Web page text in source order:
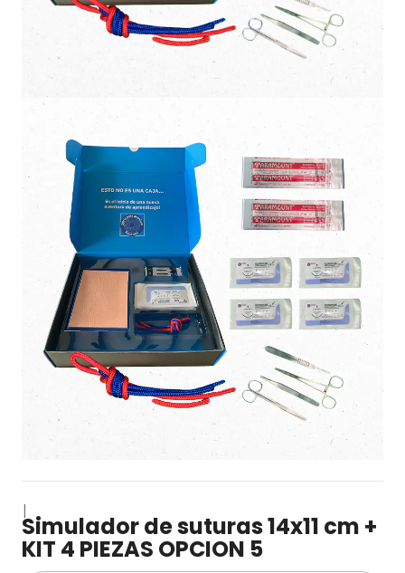
|
Simulador de suturas 14x11 cm +
KIT 4 PIEZAS OPCION 5